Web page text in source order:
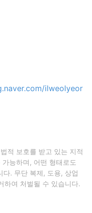
ilweolyeor
적 보호를 받고 있는 지적
능하며, 어떤 형태로도
. 무단 복제, 도용, 상업
하여 처벌될 수 있습니다.